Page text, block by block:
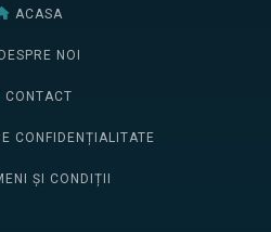
ACASA
DESPRE NOI
CONTACT
CONFIDENȚIALITATE
ȘI CONDIȚII